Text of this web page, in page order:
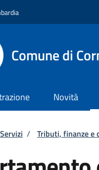
Comune di
Novità
di pane
Servizi / Tributi, finanze e